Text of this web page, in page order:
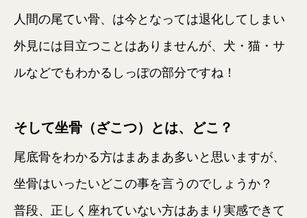
人間の尾てい骨、は今となっては退化してしまい
外見には目立つことはありませんが、犬・猫・サ
ルなどでもわかるしっぽの部分ですね！
そして坐骨（ざこつ）とは、どこ？
尾底骨をわかる方はまあまあ多いと思いますが、
坐骨はいったいどこの事を言うのでしょうか？
普段、正しく座れていない方はあまり実感できて